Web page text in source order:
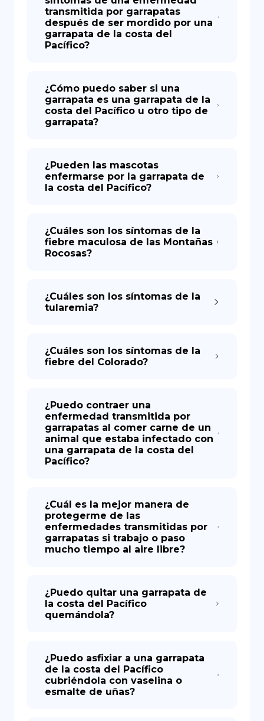
transmitida por garrapatas
después de ser mordido por una
garrapata de la costa del
Pacífico?
¿Cómo puedo saber si una
garrapata es una garrapata de la
costa del Pacífico u otro tipo de
garrapata?
¿Pueden las mascotas
enfermarse por la garrapata de
la costa del Pacífico?
¿Cuáles son los síntomas de la
fiebre maculosa de las Montañas
Rocosas?
¿Cuáles son los síntomas de la
tularemia?
¿Cuáles son los síntomas de la
fiebre del Colorado?
¿Puedo contraer una
enfermedad transmitida por
garrapatas al comer carne de un
animal que estaba infectado con
una garrapata de la costa del
Pacífico?
¿Cuál es la mejor manera de
protegerme de las
enfermedades transmitidas por
garrapatas si trabajo o paso
mucho tiempo al aire libre?
¿Puedo quitar una garrapata de
la costa del Pacífico
quemándola?
¿Puedo asfixiar a una garrapata
de la costa del Pacífico
cubriéndola con vaselina o
esmalte de uñas?